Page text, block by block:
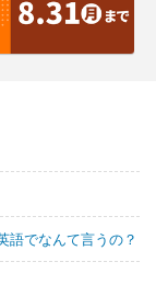
語でなんて言うの？